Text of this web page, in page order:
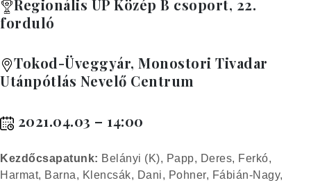
Regionális UP Közép B csoport, 22.
forduló
Tokod-Üveggyár, Monostori Tivadar
Utánpótlás Nevelő Centrum
2021.04.03 – 14:00
Kezdőcsapatunk: Belányi (K), Papp, Deres, Ferkó,
Harmat, Barna, Klencsák, Dani, Pohner, Fábián-Nagy,